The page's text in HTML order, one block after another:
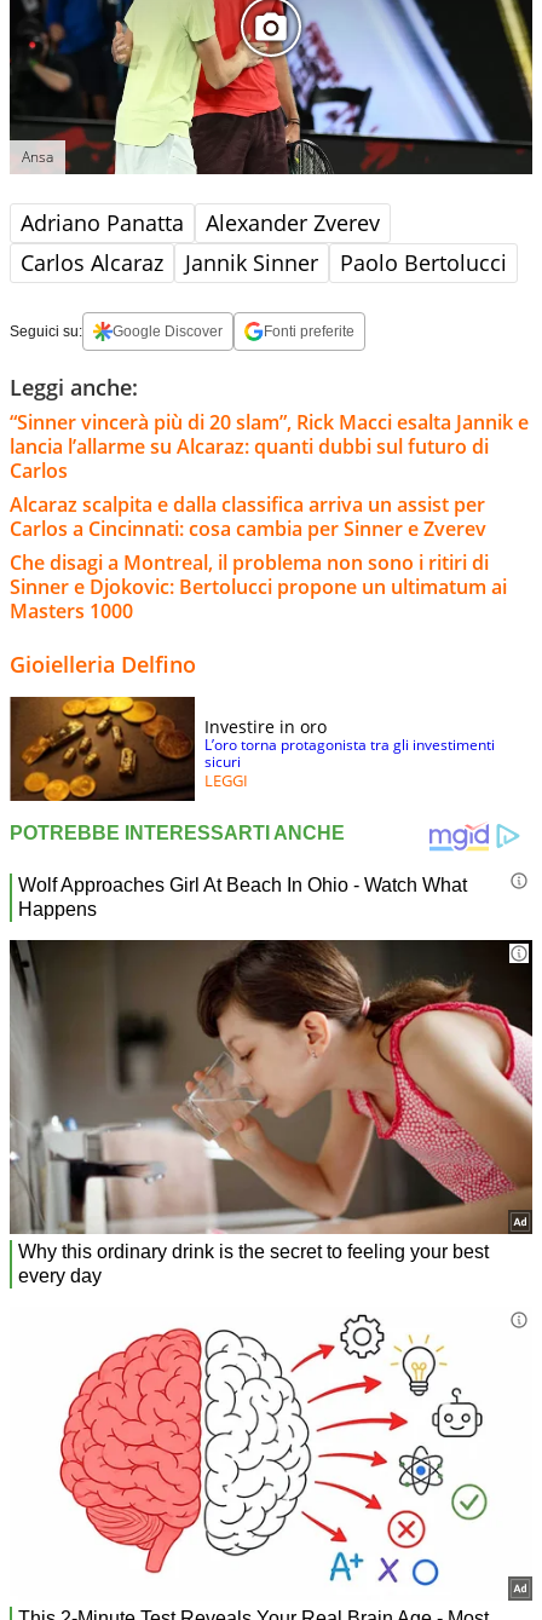
Ansa
Adriano Panatta
Alexander Zverev
Carlos Alcaraz
Jannik Sinner Paolo Bertolucci
Seguici su: Google Discover Fonti preferite
Leggi anche:
“Sinner vincerà più di 20 slam”, Rick Macci esalta Jannik e
lancia l’allarme su Alcaraz: quanti dubbi sul futuro di
Carlos
Alcaraz scalpita e dalla classifica arriva un assist per
Carlos a Cincinnati: cosa cambia per Sinner e Zverev
Che disagi a Montreal, il problema non sono i ritiri di
Sinner e Djokovic: Bertolucci propone un ultimatum ai
Masters 1000
Gioielleria Delfino
Investire in oro
L’oro torna protagonista tra gli investimenti
sicuri
LEGGI